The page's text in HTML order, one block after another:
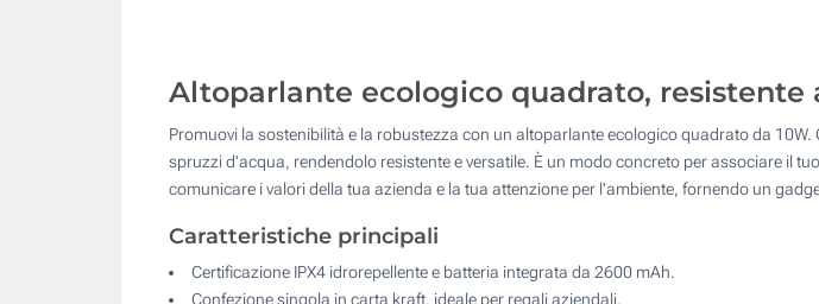
50
100
Quantità
Altoparlante ecologico quadrato, resistente
Promuovi la sostenibilità e la robustezza con un altoparlante ecologico quadrato da
spruzzi d'acqua, rendendolo resistente e versatile. È un modo concreto per associare il
comunicare i valori della tua azienda e la tua attenzione per l'ambiente, fornendo un
Caratteristiche principali
Certificazione IPX4 idrorepellente e batteria integrata da 2600 mAh.
Confezione singola in carta kraft, ideale per regali aziendali.